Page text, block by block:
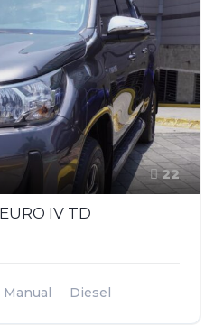
22
IV TD
Manual
Diesel